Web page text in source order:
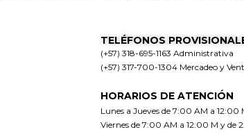
TELÉFONOS
(+57) 318-695-1163 Administrativa
(+57) 317-700-1304 Mercadeo y
HORARIOS DE ATENCIÓN
Lunes a Jueves de 7:00 AM a
Viernes de 7:00 AM a 12:00 M y de